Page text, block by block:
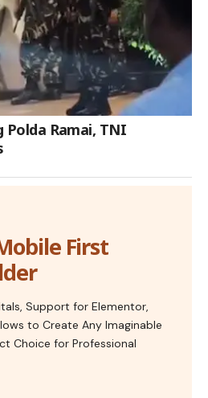
Polda Ramai, TNI
First
Support for Elementor,
to Create Any Imaginable
Choice for Professional